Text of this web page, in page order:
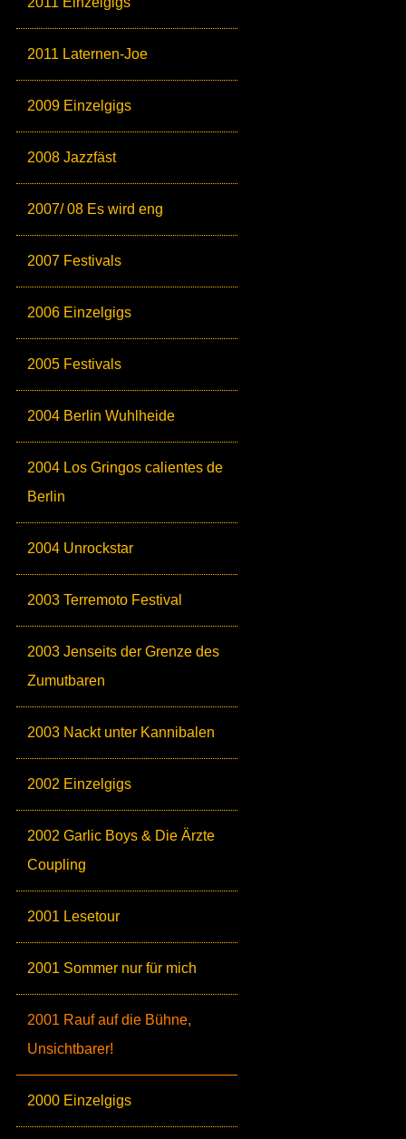
2011 Laternen-Joe
2009 Einzelgigs
2008 Jazzfäst
2007/ 08 Es wird eng
2007 Festivals
2006 Einzelgigs
2005 Festivals
2004 Berlin Wuhlheide
2004 Los Gringos calientes de
Berlin
2004 Unrockstar
2003 Terremoto Festival
2003 Jenseits der Grenze des
Zumutbaren
2003 Nackt unter Kannibalen
2002 Einzelgigs
2002 Garlic Boys & Die Ärzte
Coupling
2001 Lesetour
2001 Sommer nur für mich
2001 Rauf auf die Bühne,
Unsichtbarer!
2000 Einzelgigs